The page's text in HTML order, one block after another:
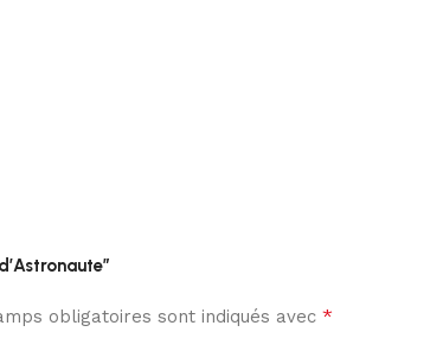
obligatoires sont indiqués avec *